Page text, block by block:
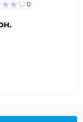
0